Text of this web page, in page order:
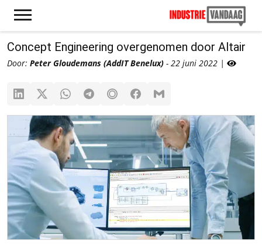
Concept Engineering overgenomen door Altair
Door: Peter Gloudemans (AddIT Benelux) - 22 juni 2022 |